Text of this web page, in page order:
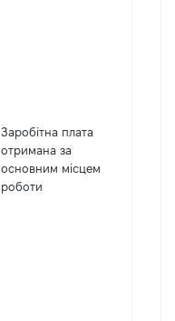
Заробітна плата
отримана за
основним місцем
роботи